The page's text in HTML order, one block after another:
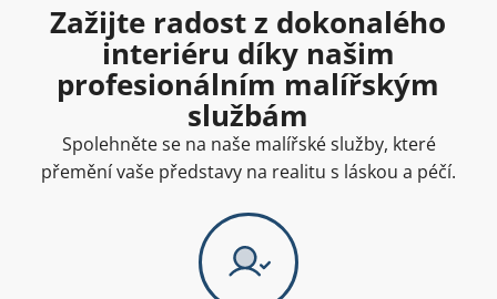
Zažijte radost z dokonalého
interiéru díky našim
profesionálním malířským
službám
Spolehněte se na naše malířské služby, které
přemění vaše představy na realitu s láskou a péčí.